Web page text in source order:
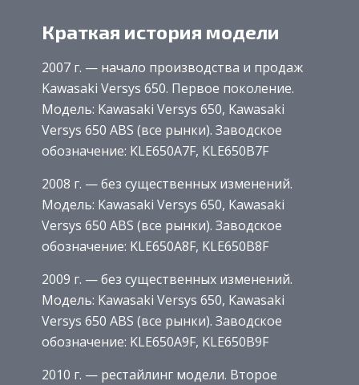
Краткая история модели
2007 г. — начало производства и продаж
Kawasaki Versys 650. Первое поколение.
Модель: Kawasaki Versys 650, Kawasaki
Versys 650 ABS (все рынки). Заводское
обозначение: KLE650A7F, KLE650B7F
2008 г. — без существенных изменений.
Модель: Kawasaki Versys 650, Kawasaki
Versys 650 ABS (все рынки). Заводское
обозначение: KLE650A8F, KLE650B8F
2009 г. — без существенных изменений.
Модель: Kawasaki Versys 650, Kawasaki
Versys 650 ABS (все рынки). Заводское
обозначение: KLE650A9F, KLE650B9F
2010 г. — рестайлинг модели. Второе